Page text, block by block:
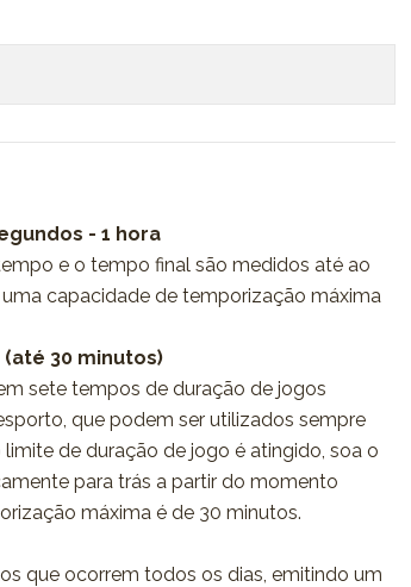
- 1 hora
e o tempo final são medidos até ao
capacidade de temporização máxima
30 minutos)
sete tempos de duração de jogos
que podem ser utilizados sempre
de duração de jogo é atingido, soa o
para trás a partir do momento
máxima é de 30 minutos.
que ocorrem todos os dias, emitindo um